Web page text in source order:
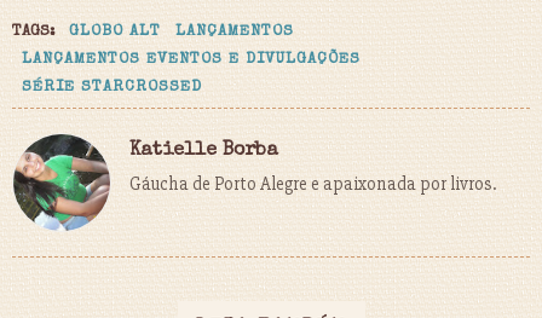
TAGS: GLOBO ALT
LANÇAMENTOS
LANÇAMENTOS EVENTOS E DIVULGAÇÕES
SÉRIE STARCROSSED
Katielle Borba
Gáucha de Porto Alegre e apaixonada por livros.